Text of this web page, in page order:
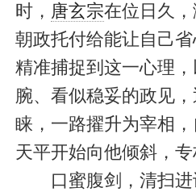
时， 唐玄宗在位日久
朝政托付给能让自己
精准捕捉到这一心理
腕、看似稳妥的政见
睐，一路擢升为宰相
天平开始向他倾斜，专
口蜜腹剑，清扫进